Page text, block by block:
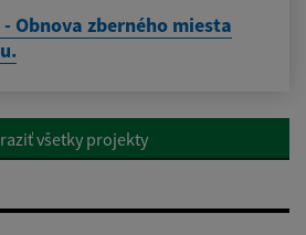
Obnova zberného miesta
všetky projekty